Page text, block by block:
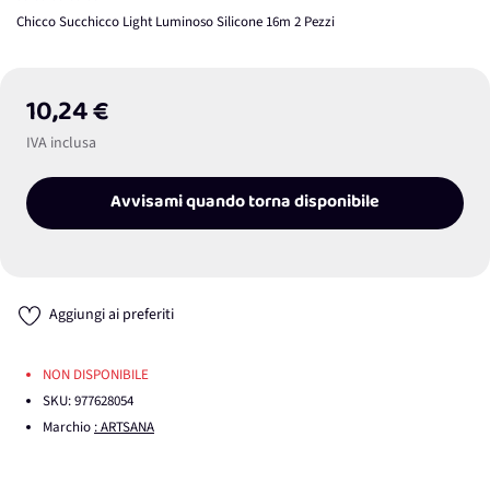
Chicco Succhicco Light Luminoso Silicone 16m 2 Pezzi
10,24 €
IVA inclusa
Avvisami quando torna disponibile
Aggiungi ai preferiti
NON DISPONIBILE
SKU:977628054
Marchio : ARTSANA